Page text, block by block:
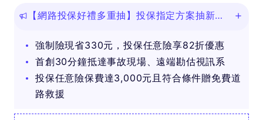
【網路投保好禮多重抽】投保指定方案抽新款
強制險現省330元，投保任意險享82折優惠
首創30分鐘抵達事故現場、遠端勘估視訊系
投保任意險保費達3,000元且符合條件贈免費道
路救援